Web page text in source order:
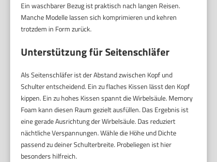
Ein waschbarer Bezug ist praktisch nach langen Reisen.
Manche Modelle lassen sich komprimieren und kehren
trotzdem in Form zurück.
Unterstützung für Seitenschläfer
Als Seitenschläfer ist der Abstand zwischen Kopf und
Schulter entscheidend. Ein zu flaches Kissen lässt den Kopf
kippen. Ein zu hohes Kissen spannt die Wirbelsäule. Memory
Foam kann diesen Raum gezielt ausfüllen. Das Ergebnis ist
eine gerade Ausrichtung der Wirbelsäule. Das reduziert
nächtliche Verspannungen. Wähle die Höhe und Dichte
passend zu deiner Schulterbreite. Probeliegen ist hier
besonders hilfreich.